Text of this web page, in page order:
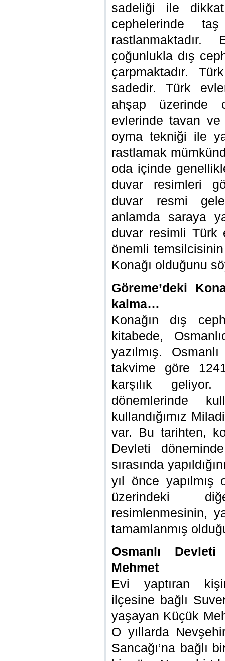
sadeliği ile
cephelerinde
çoğunlukla dış
çarpmaktadır.
sadedir. Türk
ahşap üzerinde
evlerinde tavan
oyma tekniği ile
rastlamak
oda içinde
duvar resimleri
duvar resmi
anlamda saraya
duvar resimli Türk
önemli
Konağı olduğunu
Göreme’deki
kalma…
Konağın dış
kitabede,
yazılmış.
takvime göre
karşılık
dönemlerinde
kullandığımız
var. Bu tarihten,
Devleti
sırasında
yıl önce yapılmış
üzerindeki
resimlenmesinin,
tamamlanmış
Osmanlı Devleti
Mehmet
Evi yaptıran
ilçesine bağlı
yaşayan Küçük
O yıllarda
Sancağı’na bağlı